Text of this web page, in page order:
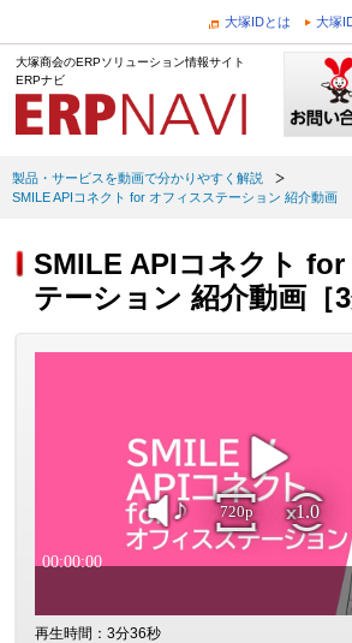
大塚IDとは 大塚
大塚商会のERPソリューション情報サイト
ERPナビ
製品・サービスを動画で分かりやすく解説
SMILE APIコネクト for オフィスステーション 紹介動画
SMILE APIコネクト for
テーション 紹介動画［3
再生時間：3分36秒